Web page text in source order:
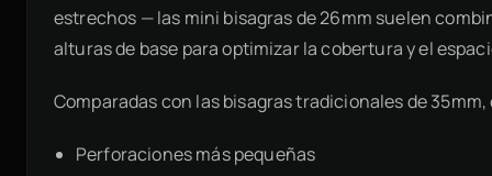
estrechos — las mini bisagras de 26mm suelen
alturas de base para optimizar la cobertura y el
Comparadas con las bisagras tradicionales de
Perforaciones más pequeñas